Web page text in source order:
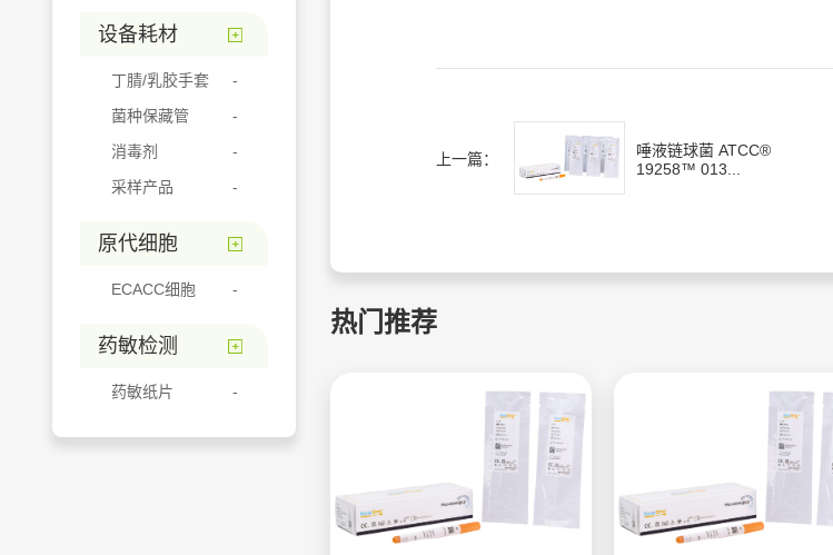
设备耗材
丁腈/乳胶手套
菌种保藏管
消毒剂
采样产品
原代细胞
ECACC细胞
药敏检测
药敏纸片
上一篇：
唾液链球菌 ATCC®
19258™ 013...
热门推荐